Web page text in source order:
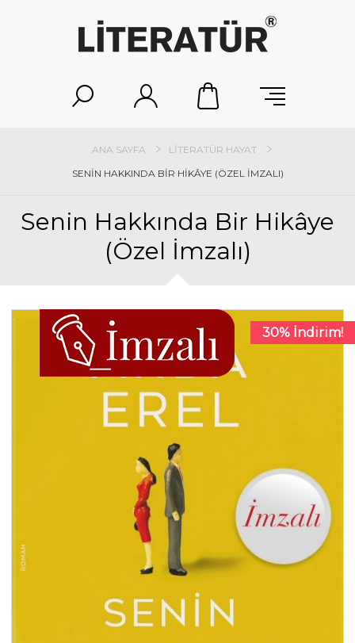
ANA SAYFA
LITERATÜR HAYAT
SENIN HAKKINDA BIR HIKÂYE (ÖZEL İMZALI)
Senin Hakkında Bir Hikâye
(Özel İmzalı)
30% İndirim!